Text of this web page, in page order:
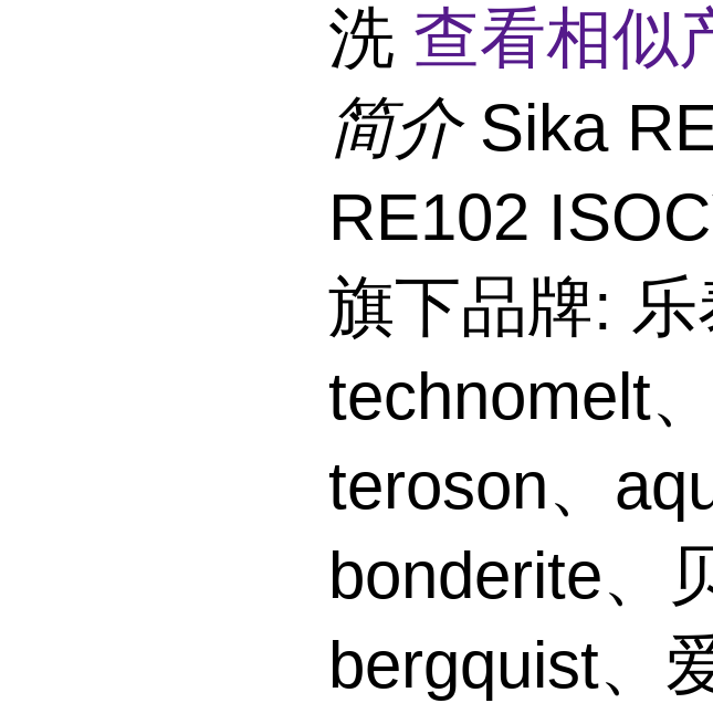
洗 查看相似
简介 Sika
RE102
旗下品牌: 乐
technomelt
teroson、
bonderite、
bergquist、